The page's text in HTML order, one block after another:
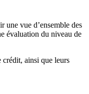
une vue d’ensemble des
évaluation du niveau de
crédit, ainsi que leurs